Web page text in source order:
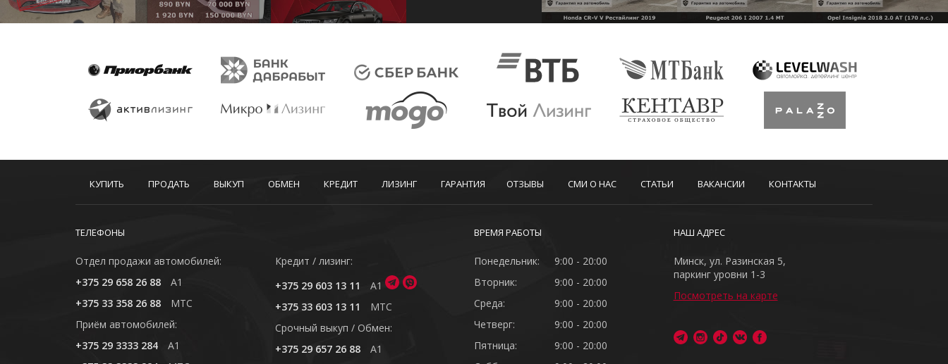
КУПИТЬ ПРОДАТЬ ВЫКУП ОБМЕН КРЕДИТ ЛИЗИНГ ГАРАНТИЯ ОТЗЫВЫ СМИ О НАС СТАТЬИ ВАКАНСИИ КОНТАКТЫ
ТЕЛЕФОНЫ
Отдел продажи автомобилей:
+375 29 658 26 88
A1
+375 33 358 26 88
MTC
Приём автомобилей:
+375 29 3333 284
A1
Кредит / лизинг:
+375 29 603 13 11
A1
+375 33 603 13 11
MTC
Cрочный выкуп / Обмен:
+375 29 657 26 88
A1
ВРЕМЯ РАБОТЫ
Понедельник:
9:00 - 20:00
Вторник:
9:00 - 20:00
Среда:
9:00 - 20:00
Четверг:
9:00 - 20:00
Пятница:
9:00 - 20:00
НАШ АДРЕС
Минск, ул. Разинская 5,
паркинг уровни 1-3
Посмотреть на карте